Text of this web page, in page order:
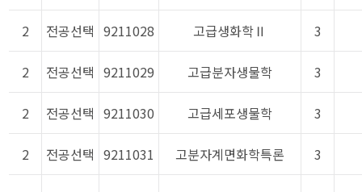
2 전공선택 9211028 고급생화학Ⅱ 3
2 전공선택 9211029 고급분자생물학 3
2 전공선택 9211030 고급세포생물학 3
2 전공선택 9211031 고분자계면화학특론 3